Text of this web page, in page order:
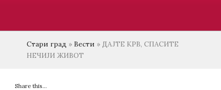
Стари град » Вести » ДАЈТЕ КРВ, СПАСИТЕ
НЕЧИЈИ ЖИВОТ
Share this...